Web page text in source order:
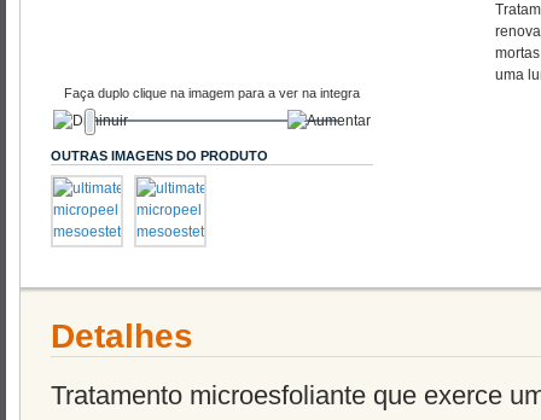
uma
Faça duplo clique na imagem para a ver na integra
OUTRAS IMAGENS DO PRODUTO
Detalhes
Tratamento microesfoliante que exerce